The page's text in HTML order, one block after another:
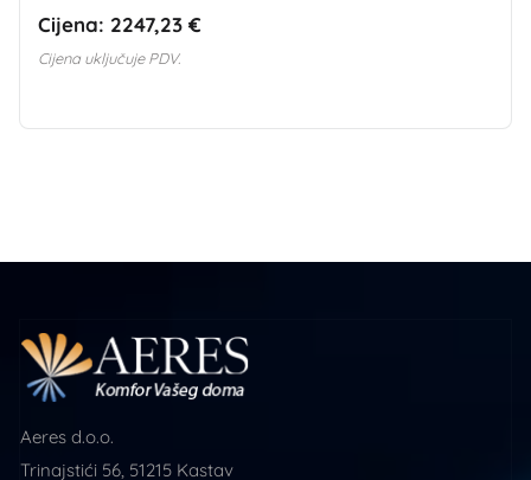
Cijena: 2247,23 €
Cijena uključuje PDV.
Aeres d.o.o.
Trinajstići 56, 51215 Kastav